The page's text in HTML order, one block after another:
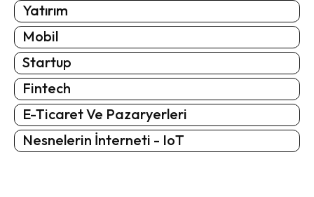
Yatırım
Mobil
Startup
Fintech
E-Ticaret Ve Pazaryerleri
Nesnelerin İnterneti - IoT